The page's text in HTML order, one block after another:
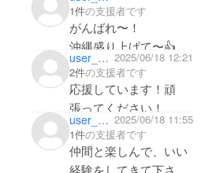
張ってください！
1件の支援者です
がんばれ〜！
沖縄盛り上げて〜👍
user_daee857e2c64 2025/06/18 12:21
2件の支援者です
応援しています！頑
張ってください！
user_c4a93aa3ac44 2025/06/18 11:55
1件の支援者です
仲間と楽しんで、いい
経験をしてきて下さ